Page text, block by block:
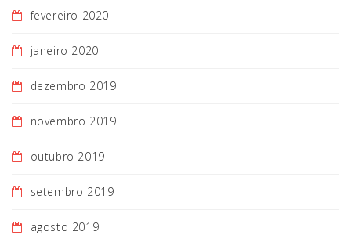
fevereiro 2020
janeiro 2020
dezembro 2019
novembro 2019
outubro 2019
setembro 2019
agosto 2019